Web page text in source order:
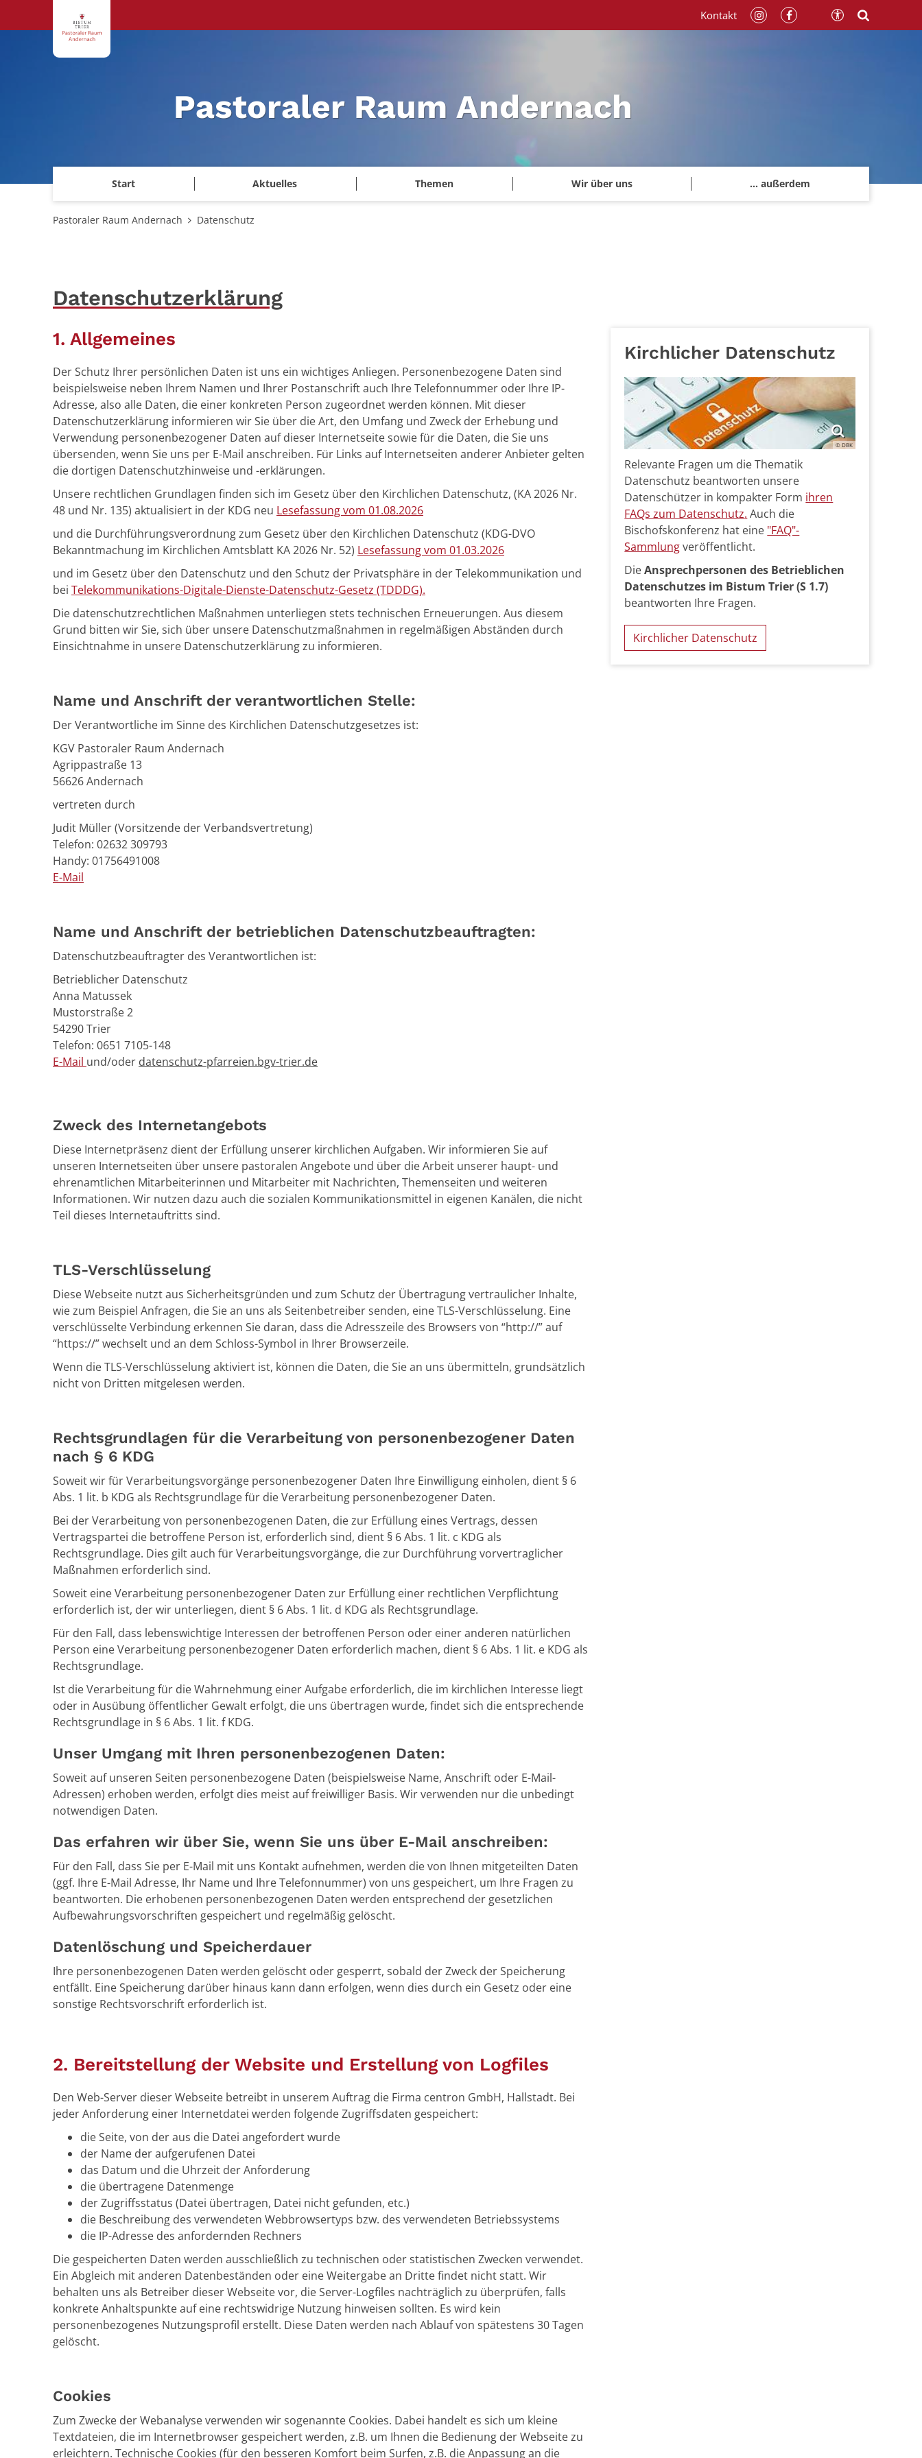
Pastoraler Raum Andernach
Start Aktuelles Themen Wir über uns ... außerdem
Kontakt
Pastoraler Raum Andernach Datenschutz
Datenschutzerklärung
1. Allgemeines
Der Schutz Ihrer persönlichen Daten ist uns ein wichtiges Anliegen. Personenbezogene Daten sind
beispielsweise neben Ihrem Namen und Ihrer Postanschrift auch Ihre Telefonnummer oder Ihre IP-
Adresse, also alle Daten, die einer konkreten Person zugeordnet werden können. Mit dieser
Datenschutzerklärung informieren wir Sie über die Art, den Umfang und Zweck der Erhebung und
Verwendung personenbezogener Daten auf dieser Internetseite sowie für die Daten, die Sie uns
übersenden, wenn Sie uns per E-Mail anschreiben. Für Links auf Internetseiten anderer Anbieter gelten
die dortigen Datenschutzhinweise und -erklärungen.
Unsere rechtlichen Grundlagen finden sich im Gesetz über den Kirchlichen Datenschutz, (KA 2026 Nr.
48 und Nr. 135) aktualisiert in der KDG neu Lesefassung vom 01.08.2026
und die Durchführungsverordnung zum Gesetz über den Kirchlichen Datenschutz (KDG-DVO
Bekanntmachung im Kirchlichen Amtsblatt KA 2026 Nr. 52) Lesefassung vom 01.03.2026
und im Gesetz über den Datenschutz und den Schutz der Privatsphäre in der Telekommunikation und
bei Telekommunikations-Digitale-Dienste-Datenschutz-Gesetz (TDDDG).
Die datenschutzrechtlichen Maßnahmen unterliegen stets technischen Erneuerungen. Aus diesem
Grund bitten wir Sie, sich über unsere Datenschutzmaßnahmen in regelmäßigen Abständen durch
Einsichtnahme in unsere Datenschutzerklärung zu informieren.
Name und Anschrift der verantwortlichen Stelle:
Der Verantwortliche im Sinne des Kirchlichen Datenschutzgesetzes ist:
KGV Pastoraler Raum Andernach
Agrippastraße 13
56626 Andernach
vertreten durch
Judit Müller (Vorsitzende der Verbandsvertretung)
Telefon: 02632 309793
Handy: 01756491008
E-Mail
Name und Anschrift der betrieblichen Datenschutzbeauftragten:
Datenschutzbeauftragter des Verantwortlichen ist:
Betrieblicher Datenschutz
Anna Matussek
Mustorstraße 2
54290 Trier
Telefon: 0651 7105-148
E-Mail und/oder datenschutz-pfarreien.bgv-trier.de
Zweck des Internetangebots
Diese Internetpräsenz dient der Erfüllung unserer kirchlichen Aufgaben. Wir informieren Sie auf
unseren Internetseiten über unsere pastoralen Angebote und über die Arbeit unserer haupt- und
ehrenamtlichen Mitarbeiterinnen und Mitarbeiter mit Nachrichten, Themenseiten und weiteren
Informationen. Wir nutzen dazu auch die sozialen Kommunikationsmittel in eigenen Kanälen, die nicht
Teil dieses Internetauftritts sind.
TLS-Verschlüsselung
Diese Webseite nutzt aus Sicherheitsgründen und zum Schutz der Übertragung vertraulicher Inhalte,
wie zum Beispiel Anfragen, die Sie an uns als Seitenbetreiber senden, eine TLS-Verschlüsselung. Eine
verschlüsselte Verbindung erkennen Sie daran, dass die Adresszeile des Browsers von “http://” auf
“https://” wechselt und an dem Schloss-Symbol in Ihrer Browserzeile.
Wenn die TLS-Verschlüsselung aktiviert ist, können die Daten, die Sie an uns übermitteln, grundsätzlich
nicht von Dritten mitgelesen werden.
Rechtsgrundlagen für die Verarbeitung von personenbezogener Daten
nach § 6 KDG
Soweit wir für Verarbeitungsvorgänge personenbezogener Daten Ihre Einwilligung einholen, dient § 6
Abs. 1 lit. b KDG als Rechtsgrundlage für die Verarbeitung personenbezogener Daten.
Bei der Verarbeitung von personenbezogenen Daten, die zur Erfüllung eines Vertrags, dessen
Vertragspartei die betroffene Person ist, erforderlich sind, dient § 6 Abs. 1 lit. c KDG als
Rechtsgrundlage. Dies gilt auch für Verarbeitungsvorgänge, die zur Durchführung vorvertraglicher
Maßnahmen erforderlich sind.
Soweit eine Verarbeitung personenbezogener Daten zur Erfüllung einer rechtlichen Verpflichtung
erforderlich ist, der wir unterliegen, dient § 6 Abs. 1 lit. d KDG als Rechtsgrundlage.
Für den Fall, dass lebenswichtige Interessen der betroffenen Person oder einer anderen natürlichen
Person eine Verarbeitung personenbezogener Daten erforderlich machen, dient § 6 Abs. 1 lit. e KDG als
Rechtsgrundlage.
Ist die Verarbeitung für die Wahrnehmung einer Aufgabe erforderlich, die im kirchlichen Interesse liegt
oder in Ausübung öffentlicher Gewalt erfolgt, die uns übertragen wurde, findet sich die entsprechende
Rechtsgrundlage in § 6 Abs. 1 lit. f KDG.
Unser Umgang mit Ihren personenbezogenen Daten:
Soweit auf unseren Seiten personenbezogene Daten (beispielsweise Name, Anschrift oder E-Mail-
Adressen) erhoben werden, erfolgt dies meist auf freiwilliger Basis. Wir verwenden nur die unbedingt
notwendigen Daten.
Das erfahren wir über Sie, wenn Sie uns über E-Mail anschreiben:
Für den Fall, dass Sie per E-Mail mit uns Kontakt aufnehmen, werden die von Ihnen mitgeteilten Daten
(ggf. Ihre E-Mail Adresse, Ihr Name und Ihre Telefonnummer) von uns gespeichert, um Ihre Fragen zu
beantworten. Die erhobenen personenbezogenen Daten werden entsprechend der gesetzlichen
Aufbewahrungsvorschriften gespeichert und regelmäßig gelöscht.
Datenlöschung und Speicherdauer
Ihre personenbezogenen Daten werden gelöscht oder gesperrt, sobald der Zweck der Speicherung
entfällt. Eine Speicherung darüber hinaus kann dann erfolgen, wenn dies durch ein Gesetz oder eine
sonstige Rechtsvorschrift erforderlich ist.
2. Bereitstellung der Website und Erstellung von Logfiles
Den Web-Server dieser Webseite betreibt in unserem Auftrag die Firma centron GmbH, Hallstadt. Bei
jeder Anforderung einer Internetdatei werden folgende Zugriffsdaten gespeichert:
die Seite, von der aus die Datei angefordert wurde
der Name der aufgerufenen Datei
das Datum und die Uhrzeit der Anforderung
die übertragene Datenmenge
der Zugriffsstatus (Datei übertragen, Datei nicht gefunden, etc.)
die Beschreibung des verwendeten Webbrowsertyps bzw. des verwendeten Betriebssystems
die IP-Adresse des anfordernden Rechners
Die gespeicherten Daten werden ausschließlich zu technischen oder statistischen Zwecken verwendet.
Ein Abgleich mit anderen Datenbeständen oder eine Weitergabe an Dritte findet nicht statt. Wir
behalten uns als Betreiber dieser Webseite vor, die Server-Logfiles nachträglich zu überprüfen, falls
konkrete Anhaltspunkte auf eine rechtswidrige Nutzung hinweisen sollten. Es wird kein
personenbezogenes Nutzungsprofil erstellt. Diese Daten werden nach Ablauf von spätestens 30 Tagen
gelöscht.
Cookies
Zum Zwecke der Webanalyse verwenden wir sogenannte Cookies. Dabei handelt es sich um kleine
Textdateien, die im Internetbrowser gespeichert werden, z.B. um Ihnen die Bedienung der Webseite zu
erleichtern. Technische Cookies (für den besseren Komfort beim Surfen, z.B. die Anpassung an die
Kirchlicher Datenschutz
© DBK
Relevante Fragen um die Thematik
Datenschutz beantworten unsere
Datenschützer in kompakter Form ihren
FAQs zum Datenschutz. Auch die
Bischofskonferenz hat eine "FAQ"-
Sammlungveröffentlicht.
DieAnsprechpersonen des Betrieblichen
Datenschutzes im Bistum Trier (S 1.7)
beantworten Ihre Fragen.
Kirchlicher Datenschutz